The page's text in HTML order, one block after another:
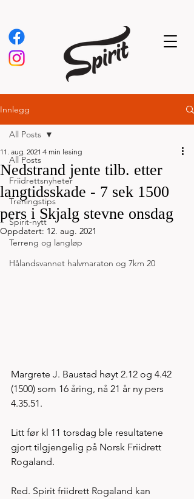
Innlegg
All Posts
Friidrettsnyheter
Treningstips
Spirit-nytt
Terreng og langløp
Hålandsvannet halvmaraton og 7km 20
All Posts
Nedstrand jente tilb. etter
langtidsskade - 7 sek 1500
pers i Skjalg stevne onsdag
11. aug. 2021 4 min lesing
Oppdatert: 12. aug. 2021
Margrete J. Baustad høyt 2.12 og 4.42
(1500) som 16 åring, nå 21 år ny pers
4.35.51.
Litt før kl 11 torsdag ble resultatene
gjort tilgjengelig på Norsk Friidrett
Rogaland.
Red. Spirit friidrett Rogaland kan